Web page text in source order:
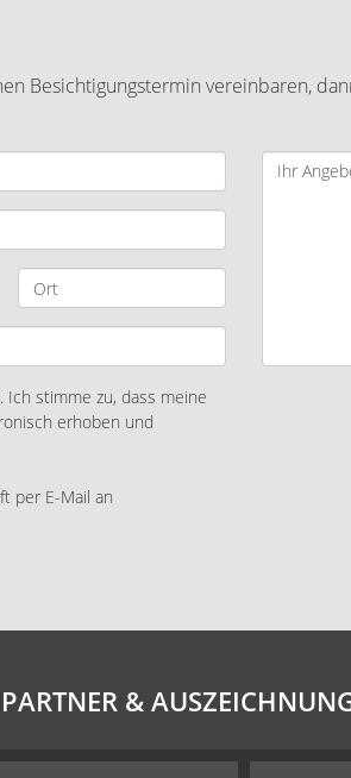
Besichtigungstermin vereinbaren,
Ich stimme zu, dass meine
erhoben und
per E-Mail an
&